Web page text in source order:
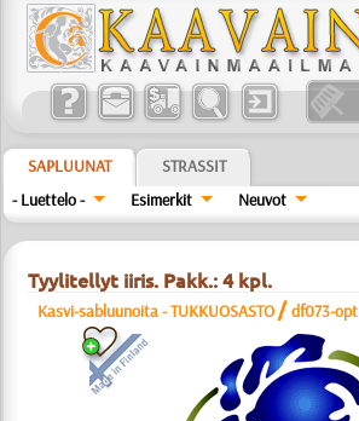
SAPLUUNAT
STRASSIT
- Luettelo -
Esimerkit Neuvot
Tyylitellyt iiris. Pakk.: 4 kpl.
Kasvi-sabluunoita - TUKKUOSASTO /df073-opt